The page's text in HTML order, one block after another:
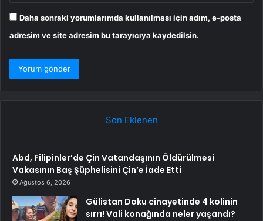
Daha sonraki yorumlarımda kullanılması için adım, e-posta
adresim ve site adresim bu tarayıcıya kaydedilsin.
Son Eklenen
Abd, Filipinler’de Çin Vatandaşının Öldürülmesi
Vakasının Baş Şüphelisini Çin’e İade Etti
Ağustos 6, 2026
Gülistan Doku cinayetinde 4 kolinin
sırrı! Vali konağında neler yaşandı?